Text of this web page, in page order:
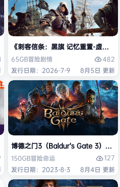
WARS Y）免安装中文版
《刺客信条：黑旗 记忆重置-虚拟
65GB冒险剧情
482
发行日期：2026-7-9
8月5日 更新
40,000: Space Marine 2）免安装
博德之门3（Baldur’s Gate 3）免安
150GB冒险命运
127
发行日期：2023-8-3
8月4日 更新